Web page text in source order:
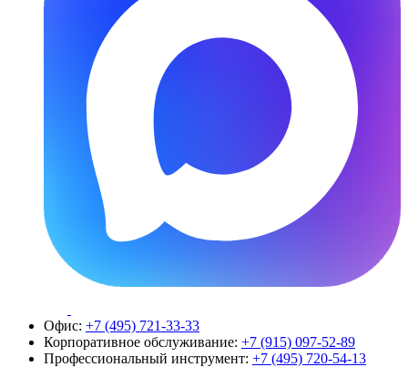
Офис: +7 (495) 721-33-33
Корпоративное обслуживание: +7 (915) 097-52-89
Профессиональный инструмент: +7 (495) 720-54-13